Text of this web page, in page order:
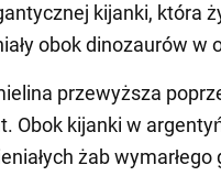
kijanki, która
obok dinozaurów w
przewyższa
Obok kijanki w
żab